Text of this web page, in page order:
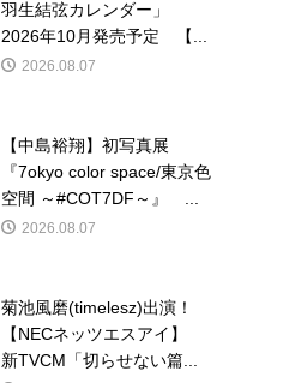
羽生結弦カレンダー」
2026年10月発売予定 【...
2026.08.07
【中島裕翔】初写真展
『7okyo color space/東京色
空間 ～#COT7DF～』 ...
2026.08.07
菊池風磨(timelesz)出演！
【NECネッツエスアイ】
新TVCM「切らせない篇...